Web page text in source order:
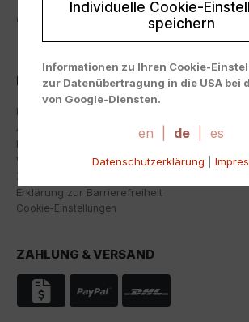
Oder über unser Kontaktformular.
INFORMATION
Impressum
AGB
Datenschutz
Widerrufsbelehrung
Zahlung & Versand
Erklärung zur Barrierefreiheit
Cookie-Einstellungen
ZAHLUNG & VERSAND
Individuelle Cookie-
speichern
Informationen zu Ihren Cookie-
zur Datenübertragung in die USA bei
von Google-Diensten.
Cookies sind absolut notwendig, um
werden nur gesetzt, wenn Sie ihrer
Über die Auswahl bestimmter Cookies in
oder "individuelle Cookie-Einstellungen
möchten.
Die Zustimmung zur Verwendung von
en de es
Datenschutzerklärung